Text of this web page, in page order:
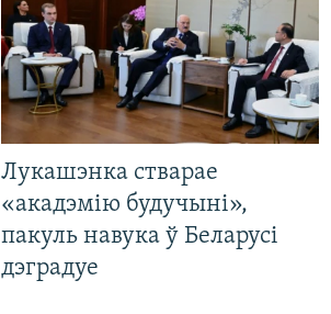
Лукашэнка стварае
«акадэмію будучыні»,
пакуль навука ў Беларусі
дэградуе